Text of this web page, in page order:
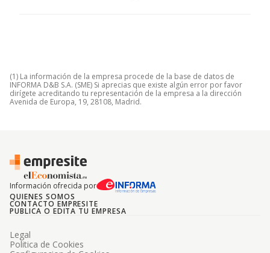
(1) La información de la empresa procede de la base de datos de
INFORMA D&B S.A. (SME) Si aprecias que existe algún error por favor
dirígete acreditando tu representación de la empresa a la dirección
Avenida de Europa, 19, 28108, Madrid.
Información ofrecida por
QUIENES SOMOS
CONTACTO EMPRESITE
PUBLICA O EDITA TU EMPRESA
Legal
Politica de Cookies